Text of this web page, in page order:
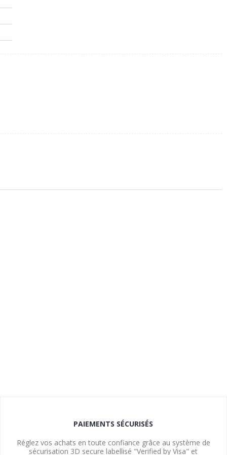
PAIEMENTS SÉCURISÉS
Réglez vos achats en toute confiance grâce au système de
sécurisation 3D secure labellisé "Verified by Visa" et